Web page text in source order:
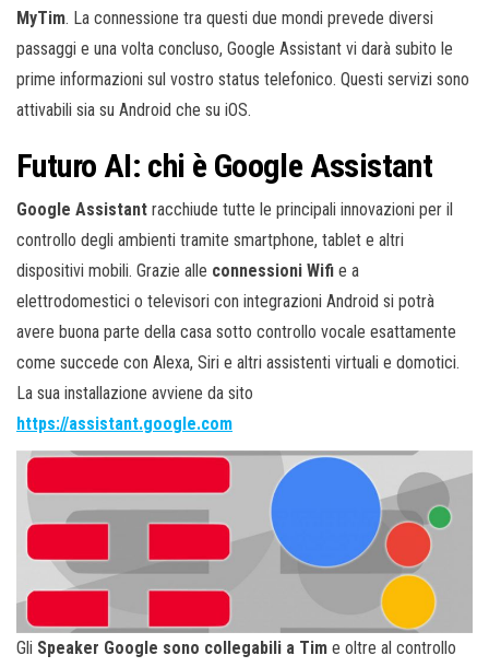
MyTim. La connessione tra questi due mondi prevede diversi
passaggi e una volta concluso, Google Assistant vi darà subito le
prime informazioni sul vostro status telefonico. Questi servizi sono
attivabili sia su Android che su iOS.
Futuro AI: chi è Google Assistant
Google Assistant racchiude tutte le principali innovazioni per il
controllo degli ambienti tramite smartphone, tablet e altri
dispositivi mobili. Grazie alle connessioni Wifi e a
elettrodomestici o televisori con integrazioni Android si potrà
avere buona parte della casa sotto controllo vocale esattamente
come succede con Alexa, Siri e altri assistenti virtuali e domotici.
La sua installazione avviene da sito
https://assistant.google.com
Gli Speaker Google sono collegabili a Tim e oltre al controllo